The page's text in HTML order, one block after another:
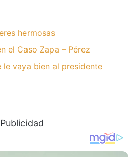
hermosas
el Caso Zapa – Pérez
le vaya bien al presidente
Publicidad